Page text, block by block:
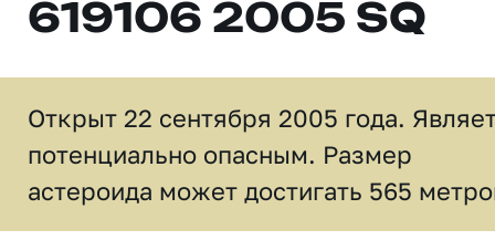
619106 2005 SQ
Открыт 22 сентября 2005 года.
потенциально опасным. Размер
астероида может достигать 565